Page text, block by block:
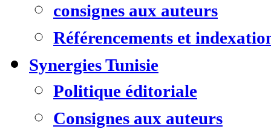
consignes aux auteurs
Référencements et
Synergies Tunisie
Politique éditoriale
Consignes aux auteurs